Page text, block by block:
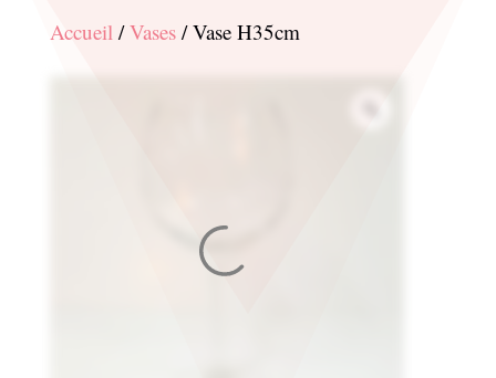
Accueil/Vases/ Vase H35cm